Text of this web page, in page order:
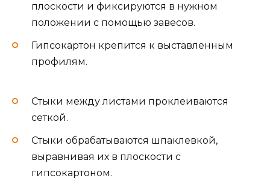
плоскости и фиксируются в нужном
положении с помощью завесов.
Гипсокартон крепится к выставленным
профилям.
Стыки между листами проклеиваются
сеткой.
Стыки обрабатываются шпаклевкой,
выравнивая их в плоскости с
гипсокартоном.